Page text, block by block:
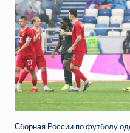
Сборная России по футболу